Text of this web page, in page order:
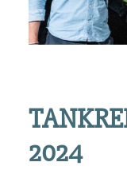
2024